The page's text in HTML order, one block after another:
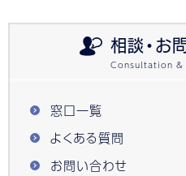
相談・お
窓口一覧
よくある質問
お問い合わせ